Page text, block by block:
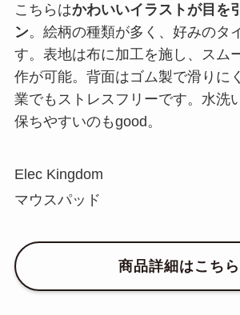
こちらはかわいいイラストが目を
ン。絵柄の種類が多く、好みのタ
す。表地は布に加工を施し、スム
作が可能。背面はゴム製で滑りに
業でもストレスフリーです。水洗
保ちやすいのもgood。
Elec Kingdom
マウスパッド
商品詳細はこちら